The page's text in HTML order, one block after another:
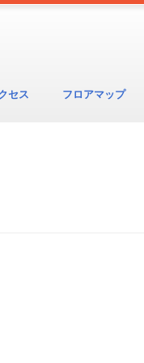
セス フロアマップ